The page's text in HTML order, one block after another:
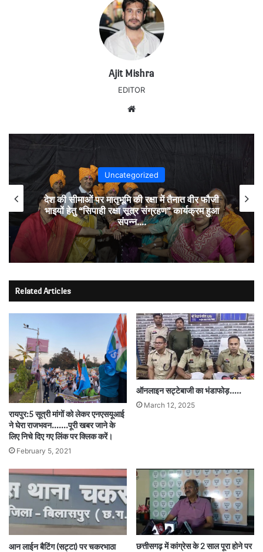
Ajit Mishra
EDITOR
Uncategorized
देश की सीमाओं पर मातृभूमि की रक्षा में तैनात वीर फौजी
भाइयों हेतु “सिपाही रक्षा सूत्र संग्रहण” कार्यक्रम हुआ
संपन्न….
Related Articles
रायपुर:5 सूत्री मांगों को लेकर एनएसयूआई
ने घेरा राजभवन…….पूरी खबर जाने के
लिए निचे दिए गए लिंक पर क्लिक करें।
February 5, 2021
ऑनलाइन सट्टेबाजी का भंडाफोड़…..
March 12, 2025
आन लाईन बैटिंग (सट्टा) पर चकरभाठा
छत्तीसगढ़ में कांग्रेस के 2 साल पूरा होने पर